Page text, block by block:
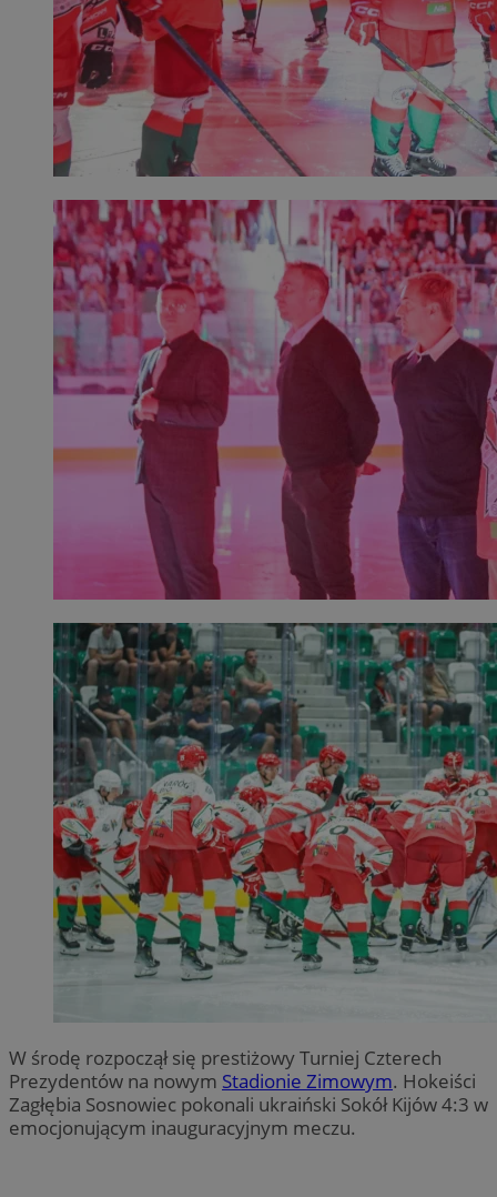
W środę rozpoczął się prestiżowy Turniej Czterech
Prezydentów na nowym Stadionie Zimowym. Hokeiści
Zagłębia Sosnowiec pokonali ukraiński Sokół Kijów 4:3 w
emocjonującym inauguracyjnym meczu.